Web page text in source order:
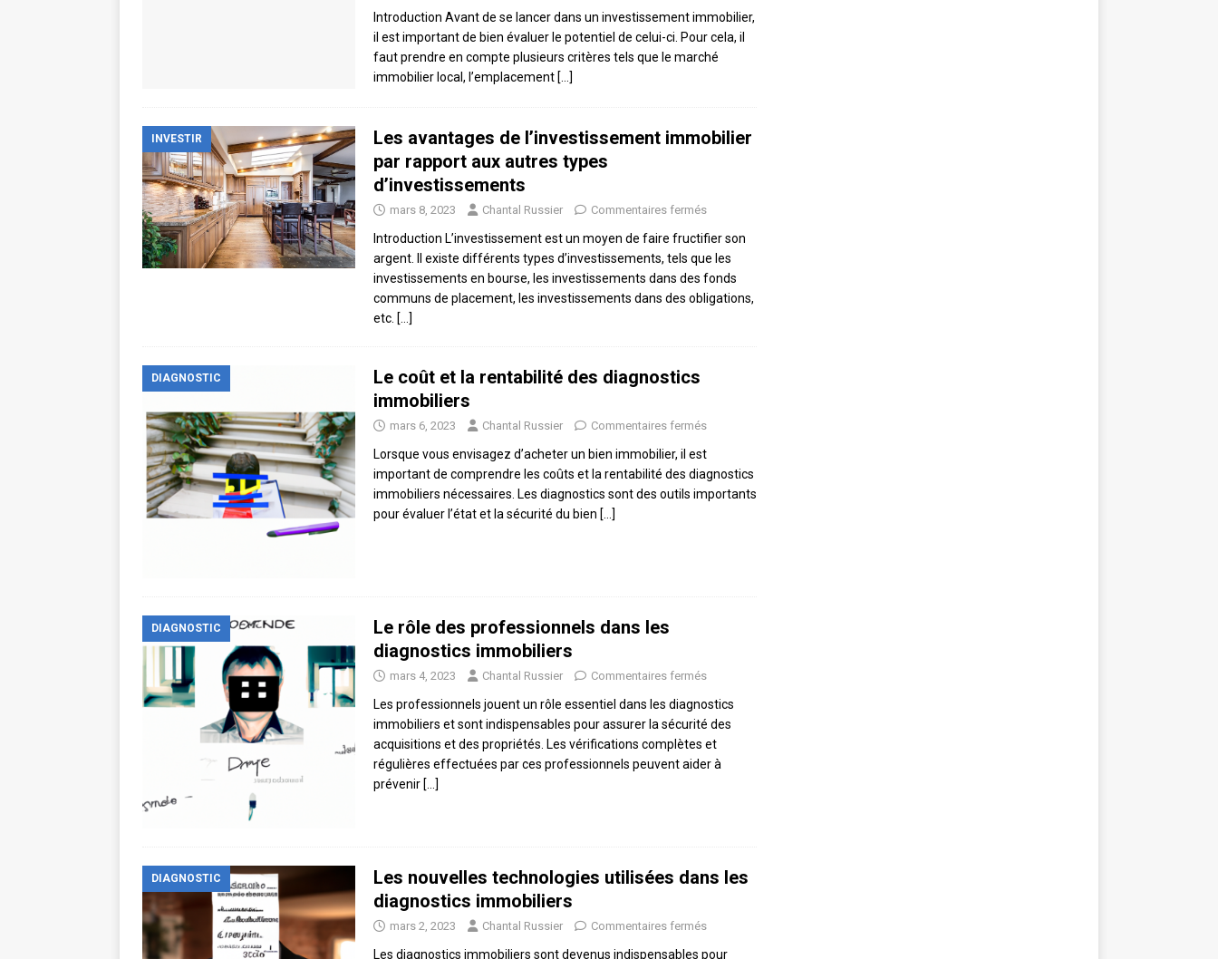
Introduction Avant de se lancer dans un investissement immobilier,
il est important de bien évaluer le potentiel de celui-ci. Pour cela, il
faut prendre en compte plusieurs critères tels que le marché
immobilier local, l’emplacement […]
INVESTIR
Les avantages de l’investissement immobilier
par rapport aux autres types
d’investissements
mars 8, 2023 Chantal Russier Commentaires fermés
Introduction L’investissement est un moyen de faire fructifier son
argent. Il existe différents types d’investissements, tels que les
investissements en bourse, les investissements dans des fonds
communs de placement, les investissements dans des obligations,
etc. […]
DIAGNOSTIC
Le coût et la rentabilité des diagnostics
immobiliers
mars 6, 2023 Chantal Russier Commentaires fermés
Lorsque vous envisagez d’acheter un bien immobilier, il est
important de comprendre les coûts et la rentabilité des diagnostics
immobiliers nécessaires. Les diagnostics sont des outils importants
pour évaluer l’état et la sécurité du bien […]
DIAGNOSTIC
Le rôle des professionnels dans les
diagnostics immobiliers
mars 4, 2023 Chantal Russier Commentaires fermés
Les professionnels jouent un rôle essentiel dans les diagnostics
immobiliers et sont indispensables pour assurer la sécurité des
acquisitions et des propriétés. Les vérifications complètes et
régulières effectuées par ces professionnels peuvent aider à
prévenir […]
DIAGNOSTIC
Les nouvelles technologies utilisées dans les
diagnostics immobiliers
mars 2, 2023 Chantal Russier Commentaires fermés
Les diagnostics immobiliers sont devenus indispensables pour